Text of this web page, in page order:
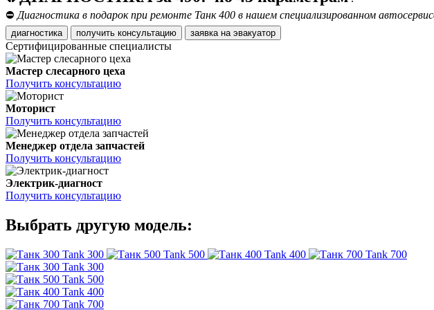
⛔ Диагностика в подарок при ремонте Танк 400 в нашем специализированном
диагностика получить консультацию заявка на эвакуатор
Сертифицированные специалисты
Мастер слесарного цеха
Получить консультацию
Моторист
Получить консультацию
Менеджер отдела запчастей
Получить консультацию
Электрик-диагност
Получить консультацию
Выбрать другую модель:
Tank 300 Tank 500 Tank 400
Tank 700
Tank 300
Tank 500
Tank 400
Tank 700